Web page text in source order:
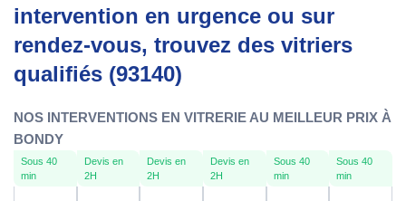
intervention en urgence ou sur
rendez-vous, trouvez des vitriers
qualifiés (93140)
NOS INTERVENTIONS EN VITRERIE AU MEILLEUR PRIX À
BONDY
Sous 40
min
Devis en
2H
Devis en
2H
Devis en
2H
Sous 40
min
Sous 40
min